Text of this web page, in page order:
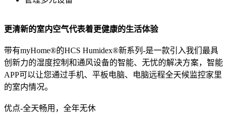
更清新的室内空气代表着更健康的生活体验
带有myHome®的HCS Humidex®新系列-是一款引入我们最具
创新力的湿度控制和通风设备的智能、无忧的解决方案，智能
APP可以让您通过手机、平板电脑、电脑远程全天候监控家里
的室内情况。
优点-全天畅用，全年无休